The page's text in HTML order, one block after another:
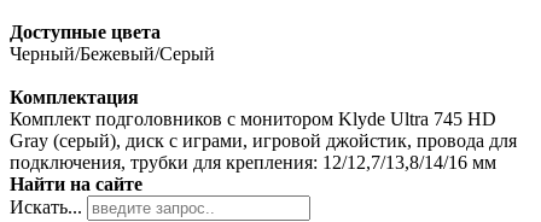
Доступные цвета
Черный/Бежевый/Серый
Комплектация
Комплект подголовников с монитором Klyde Ultra 745 HD
Gray (серый), диск с играми, игровой джойстик, провода для
подключения, трубки для крепления: 12/12,7/13,8/14/16 мм
Найти на сайте
Искать...